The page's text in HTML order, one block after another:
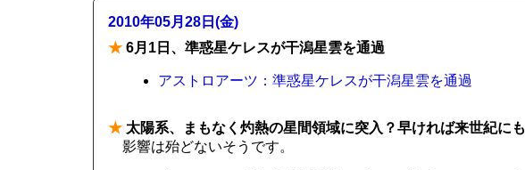
2010年05月28日(金)
★ 6月1日、準惑星ケレスが干潟星雲を通過
アストロアーツ：準惑星ケレスが干潟星雲を通過
★ 太陽系、まもなく灼熱の星間領域に突入？早ければ来世紀にも
影響は殆どないそうです。